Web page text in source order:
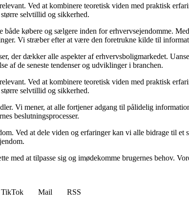
Ved at kombinere teoretisk viden med praktisk
selvtillid og sikkerhed.
købere og sælgere inden for erhvervsejendomme.
Vi stræber efter at være den foretrukne kilde til
der dækker alle aspekter af erhvervsboligmarkedet.
af de seneste tendenser og udviklinger i branchen.
Ved at kombinere teoretisk viden med praktisk
selvtillid og sikkerhed.
Vi mener, at alle fortjener adgang til pålidelig
beslutningsprocesser.
Ved at dele viden og erfaringer kan vi alle bidrage til
at tilpasse sig og imødekomme brugernes behov.
TikTok Mail
RSS